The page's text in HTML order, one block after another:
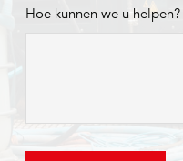
Hoe kunnen we u helpen?